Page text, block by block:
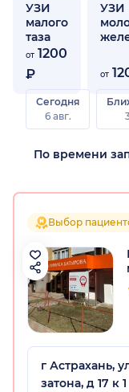
УЗИ
малого
таза
от 1200
₽
УЗИ
от
Сегодня
6 авг.
Выбор
г Астрахань,
затона, д 17 к 1